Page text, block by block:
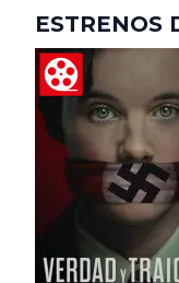
Miasma
ESTRENOS